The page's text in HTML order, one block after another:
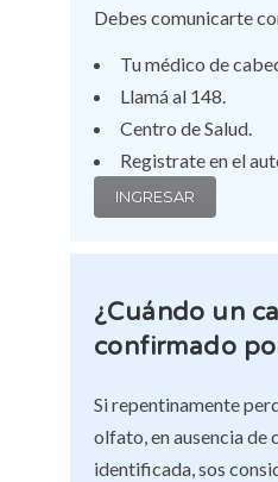
Debes comunicarte
Tu médico de
Llamá al 148.
Centro de Salud.
Registrate en el
INGRESAR
¿Cuándo un
confirmado
Si repentinamente
olfato, en ausencia de
identificada, sos